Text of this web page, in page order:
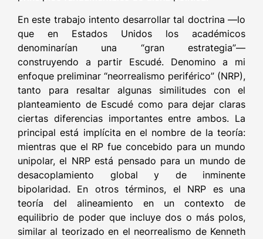
En este trabajo intento desarrollar tal doctrina —lo
que en Estados Unidos los académicos
denominarían una “gran estrategia”—
construyendo a partir Escudé. Denomino a mi
enfoque preliminar “neorrealismo periférico” (NRP),
tanto para resaltar algunas similitudes con el
planteamiento de Escudé como para dejar claras
ciertas diferencias importantes entre ambos. La
principal está implícita en el nombre de la teoría:
mientras que el RP fue concebido para un mundo
unipolar, el NRP está pensado para un mundo de
desacoplamiento global y de inminente
bipolaridad. En otros términos, el NRP es una
teoría del alineamiento en un contexto de
equilibrio de poder que incluye dos o más polos,
similar al teorizado en el neorrealismo de Kenneth